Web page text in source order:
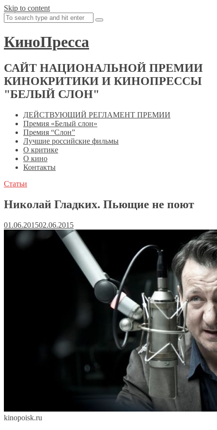
Skip to content
КиноПресса
САЙТ НАЦИОНАЛЬНОЙ ПРЕМИИ
КИНОКРИТИКИ И КИНОПРЕССЫ
"БЕЛЫЙ СЛОН"
ДЕЙСТВУЮЩИЙ РЕГЛАМЕНТ ПРЕМИИ
Премия «Белый слон»
Премия “Слон”
Лучшие российские фильмы
О критике
О кино
Контакты
Статьи
Николай Гладких. Пьющие не поют
01.06.201502.06.2015
kinopoisk.ru